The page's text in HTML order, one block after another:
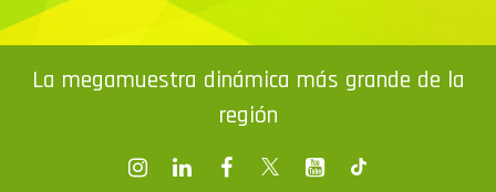
La megamuestra dinámica más grande de la
región